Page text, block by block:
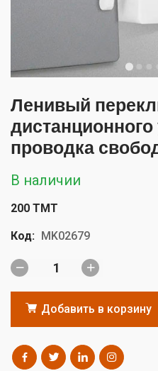
Ленивый
проводка
В наличии
200 TMT
Код: MK02679
Добавить в корзину